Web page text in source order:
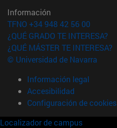
Información
TFNO +34 948 42 56 00
¿QUÉ GRADO TE INTERESA?
¿QUÉ MÁSTER TE INTERESA?
© Universidad de Navarra
Información legal
Accesibilidad
Configuración de cookies
Localizador de campus